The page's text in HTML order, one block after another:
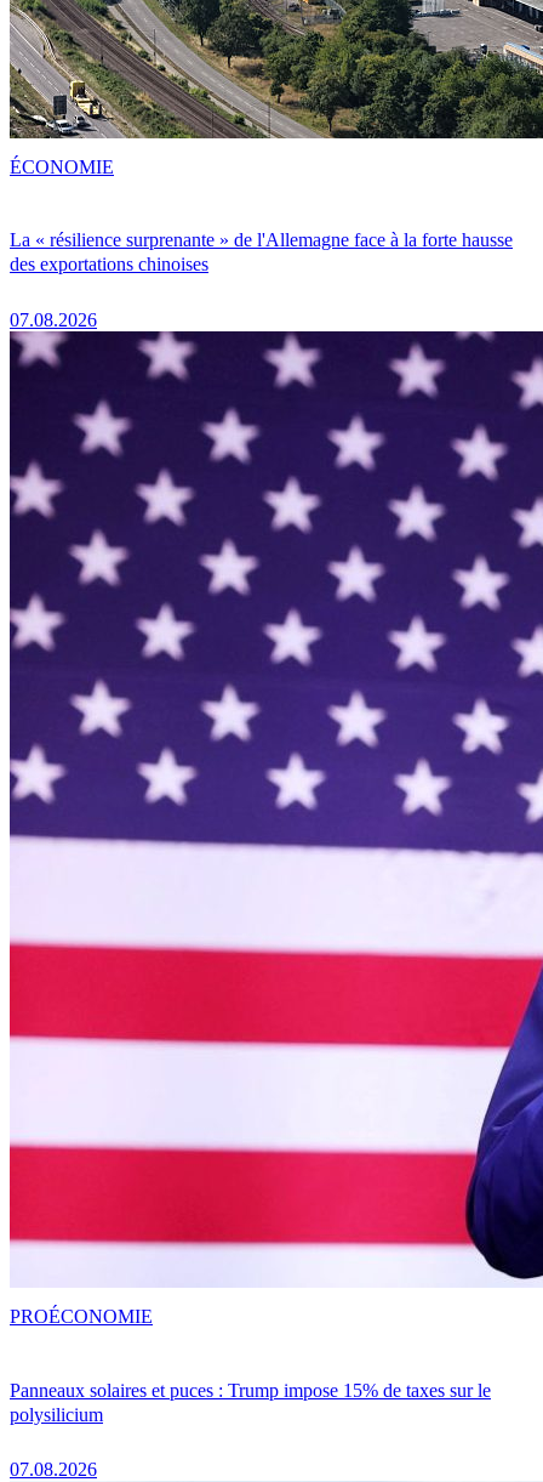
La « résilience surprenante » de l'Allemagne face à la forte hausse
des exportations chinoises
07.08.2026
ÉCONOMIE
Panneaux solaires et puces : Trump impose 15% de taxes sur le
polysilicium
07.08.2026
PROÉCONOMIE